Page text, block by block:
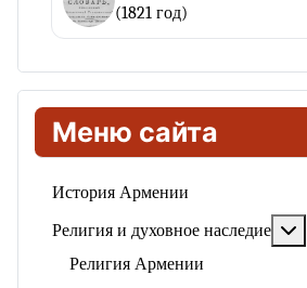
Меню сайта
История Армении
Религия и духовное наследие
Религия Армении
(1821 год)